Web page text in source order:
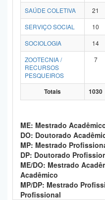
SAÚDE COLETIVA
21
SERVIÇO SOCIAL
10
SOCIOLOGIA
14
ZOOTECNIA /
RECURSOS
PESQUEIROS
7
Totais 1030
ME: Mestrado
DO: Doutorado
MP: Mestrado
DP: Doutorado
ME/DO: Mestrado
Acadêmico
MP/DP: Mestrado
Profissional